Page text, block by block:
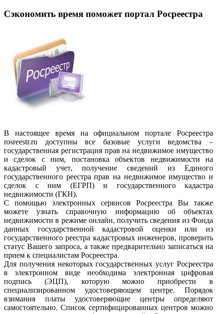
Сэкономить время поможет портал Росреестра
В настоящее время на официальном портале Росреестра
rosreestr.ru доступны все базовые услуги ведомства –
государственная регистрация прав на недвижимое имущество
и сделок с ним, постановка объектов недвижимости на
кадастровый учет, получение сведений из Единого
государственного реестра прав на недвижимое имущество и
сделок с ним (ЕГРП) и государственного кадастра
недвижимости (ГКН).
С помощью электронных сервисов Росреестра Вы также
можете узнать справочную информацию об объектах
недвижимости в режиме онлайн, получить сведения из Фонда
данных государственной кадастровой оценки или из
государственного реестра кадастровых инженеров, проверить
статус Вашего запроса, а также предварительно записаться на
прием к специалистам Росреестра.
Для получения некоторых государственных услуг Росреестра
в электронном виде необходима электронная цифровая
подпись (ЭЦП), которую можно приобрести в
специализированном удостоверяющем центре. Порядок
взимания платы удостоверяющие центры определяют
самостоятельно. Список сертифицированных центров можно